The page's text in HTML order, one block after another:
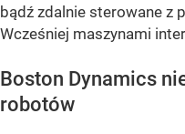
bądź zdalnie sterowane z
Wcześniej maszynami
Boston Dynamics
robotów